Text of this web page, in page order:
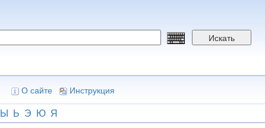
Искать
О сайте Инструкция
Ы Ь Э Ю Я